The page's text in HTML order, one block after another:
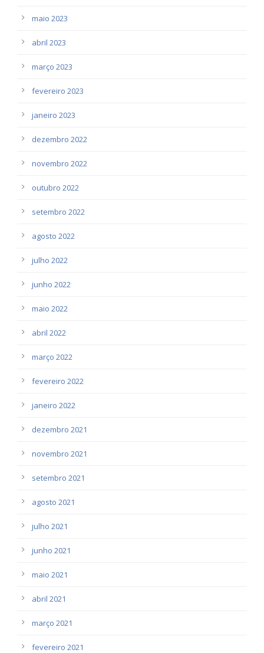
maio 2023
abril 2023
março 2023
fevereiro 2023
janeiro 2023
dezembro 2022
novembro 2022
outubro 2022
setembro 2022
agosto 2022
julho 2022
junho 2022
maio 2022
abril 2022
março 2022
fevereiro 2022
janeiro 2022
dezembro 2021
novembro 2021
setembro 2021
agosto 2021
julho 2021
junho 2021
maio 2021
abril 2021
março 2021
fevereiro 2021